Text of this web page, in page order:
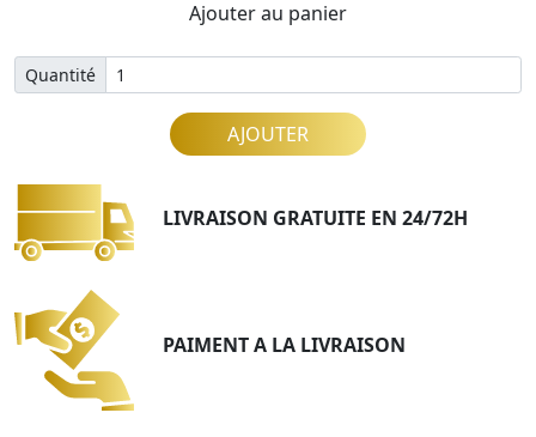
Ajouter au panier
Quantité
AJOUTER
LIVRAISON GRATUITE EN 24/72H
PAIMENT A LA LIVRAISON